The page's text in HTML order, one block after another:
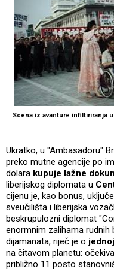
Scena iz avanture infiltiriranja u
Ukratko, u "Ambasadoru"
preko mutne agencije po
dolara kupuje lažne
liberijskog diplomata u
cijenu je, kao bonus,
sveučilišta i liberijska
beskrupulozni diplomat
enormnim zalihama
dijamanata, riječ je o
na čitavom planetu:
približno 11 posto